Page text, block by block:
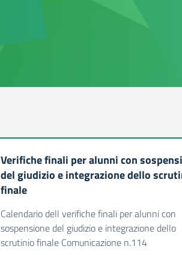
Verifiche finali per alunni con
del giudizio e integrazione dello
finale
Calendario dell verifiche finali per alunni con
sospensione del giudizio e integrazione dello
scrutinio finale Comunicazione n.114